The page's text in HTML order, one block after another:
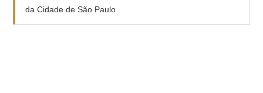
da Cidade de São Paulo